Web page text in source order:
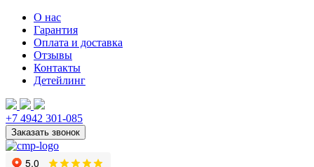
О нас
Гарантия
Оплата и доставка
Отзывы
Контакты
Детейлинг
+7 4942 301-085